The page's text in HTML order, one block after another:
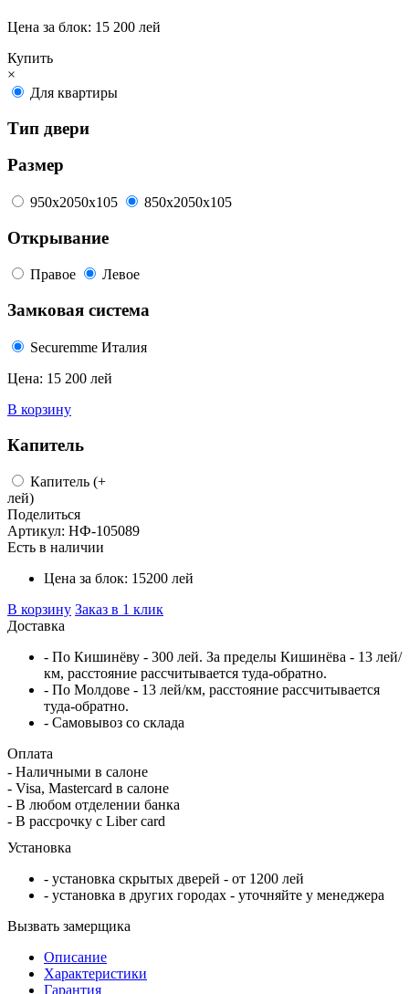
Цена за блок: 15 200 лей
Купить
×
Для квартиры
Тип двери
Размер
950x2050x105 850x2050x105
Открывание
Правое Левое
Замковая система
Securemme Италия
Цена: 15 200 лей
В корзину
Капитель
Капитель (+
лей)
Поделиться
Артикул: НФ-105089
Есть в наличии
Цена за блок: 15200 лей
В корзину Заказ в 1 клик
Доставка
- По Кишинёву - 300 лей. За пределы Кишинёва - 13 лей/
км, расстояние рассчитывается туда-обратно.
- По Молдове - 13 лей/км, расстояние рассчитывается
туда-обратно.
- Самовывоз со склада
Оплата
- Наличными в салоне
- Visa, Mastercard в салоне
- В любом отделении банка
- В рассрочку c Liber card
Установка
- установка скрытых дверей - от 1200 лей
- установка в других городах - уточняйте у менеджера
Вызвать замерщика
Описание
Характеристики
Гарантия